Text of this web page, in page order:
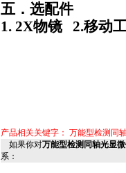
五．选配件
1. 2X物镜 2.移动
产品相关关键字： 万能型检测同
如果你对万能型检测同轴光显
系：